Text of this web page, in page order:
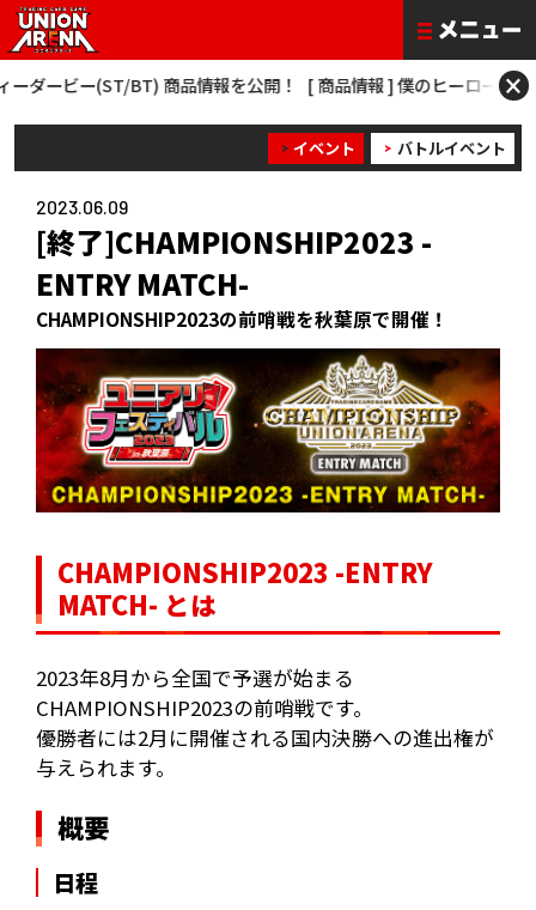
商品情報を公開！ [ 商品情報 ] 僕のヒーローアカデミア NEW CARD
×
イベント バトルイベント
2023.06.09
[終了]CHAMPIONSHIP2023 -
ENTRY MATCH-
CHAMPIONSHIP2023の前哨戦を秋葉原で開催！
CHAMPIONSHIP2023 -ENTRY
MATCH- とは
2023年8月から全国で予選が始まる
CHAMPIONSHIP2023の前哨戦です。
優勝者には2月に開催される国内決勝への進出権が
与えられます。
概要
日程